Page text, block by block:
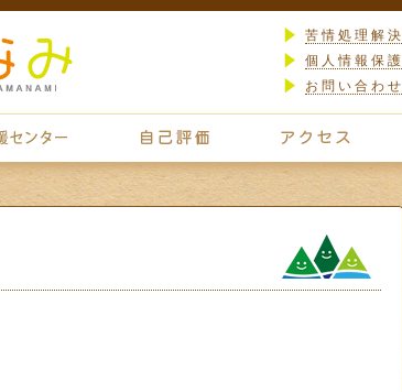
苦情処理解決
個人情報保護
お問い合わせ